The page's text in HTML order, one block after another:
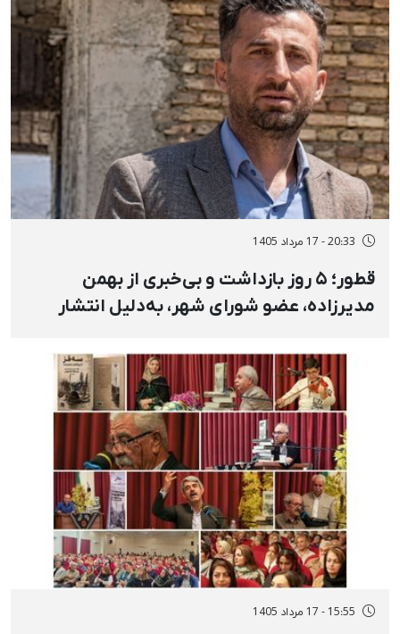
20:33 - 17 مرداد 1405
قطور؛ ۵ روز بازداشت و بی‌خبری از بهمن
مدیرزاده، عضو شورای شهر، به‌دلیل انتشار
15:55 - 17 مرداد 1405